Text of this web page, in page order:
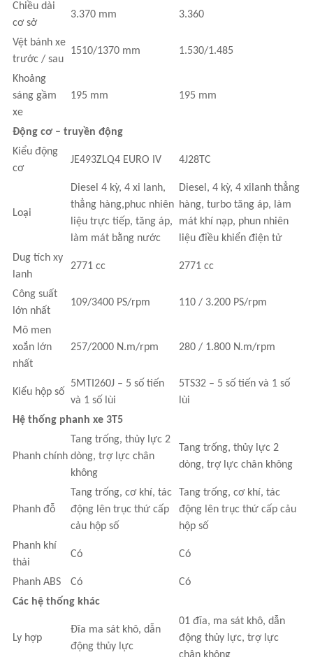
Chiều dài
cơ sở
3.370 mm 3.360
Vệt bánh xe
trước / sau
1510/1370 mm 1.530/1.485
Khoảng
sáng gầm
xe
195 mm 195 mm
Động cơ – truyền động
Kiểu động
cơ
JE493ZLQ4 EURO IV 4J28TC
Loại
Diesel 4 kỳ, 4 xi lanh,
thẳng hàng,phuc nhiên
liệu trực tiếp, tăng áp,
làm mát bằng nước
Diesel, 4 kỳ, 4 xilanh thẳng
hàng, turbo tăng áp, làm
mát khí nạp, phun nhiên
liệu điều khiển điện tử
Dug tích xy
lanh
2771 cc 2771 cc
Công suất
lớn nhất
109/3400 PS/rpm 110 / 3.200 PS/rpm
Mô men
xoắn lớn
nhất
257/2000 N.m/rpm 280 / 1.800 N.m/rpm
Kiểu hộp số
5MTI260J – 5 số tiến
và 1 số lùi
5TS32 – 5 số tiến và 1 số
lùi
Hệ thống phanh xe 3T5
Phanh chính
Tang trống, thủy lực 2
dòng, trợ lực chân
không
Tang trống, thủy lực 2
dòng, trợ lực chân không
Phanh đỗ
Tang trống, cơ khí, tác
động lên trục thứ cấp
cảu hộp số
Tang trống, cơ khí, tác
động lên trục thứ cấp cảu
hộp số
Phanh khí
thải
Có Có
Phanh ABS Có
Có
Các hệ thống khác
Ly hợp
Đĩa ma sát khô, dẫn
động thủy lực
01 đĩa, ma sát khô, dẫn
động thủy lực, trợ lực